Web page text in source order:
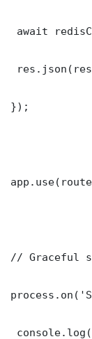
await
});
// Graceful